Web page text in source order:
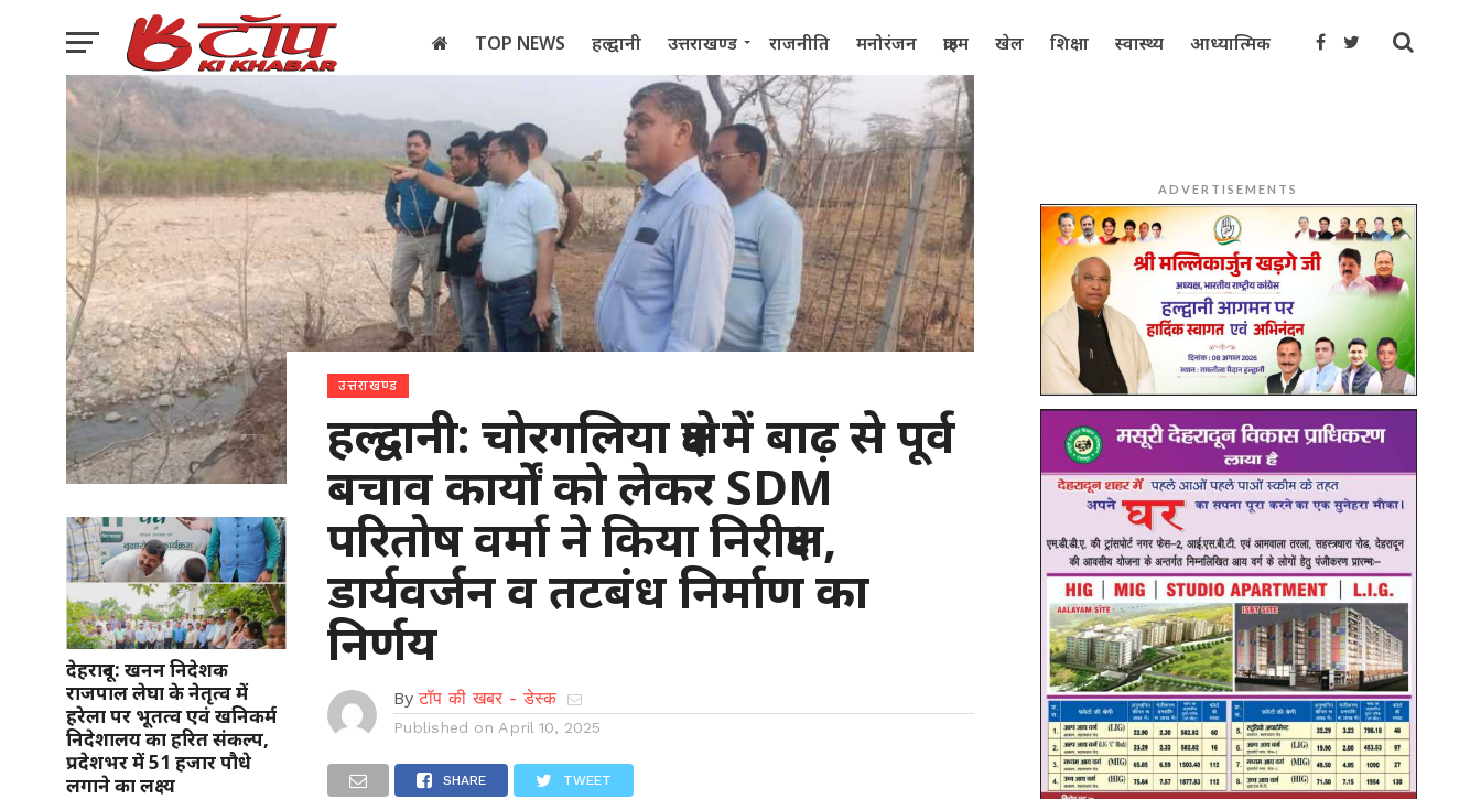
TOP NEWS हल्द्वानी उत्तराखण्ड राजनीति मनोरंजन क्राइम खेल शिक्षा स्वास्थ्य आध्यात्मिक
देहरादून: खनन निदेशक
राजपाल लेघा के नेतृत्व में
हरेला पर भूतत्व एवं खनिकर्म
निदेशालय का हरित संकल्प,
प्रदेशभर में 51 हजार पौधे
लगाने का लक्ष्य
उत्तराखण्ड
हल्द्वानी: चोरगलिया क्षेत्र में बाढ़ से पूर्व
बचाव कार्यों को लेकर SDM
परितोष वर्मा ने किया निरीक्षण,
डार्यवर्जन व तटबंध निर्माण का
निर्णय
By टॉप की खबर - डेस्क
Published on April 10, 2025
SHARE TWEET
ADVERTISEMENTS